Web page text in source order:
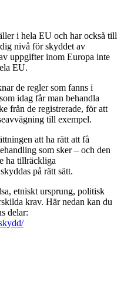
i hela EU och har också till
nivå för skyddet av
uppgifter inom Europa inte
EU.
de regler som fanns i
idag får man behandla
från de registrerade, för att
till exempel.
att ha rätt att få
som sker – och den
ha tillräckliga
på rätt sätt.
etniskt ursprung, politisk
krav. Här nedan kan du
delar: